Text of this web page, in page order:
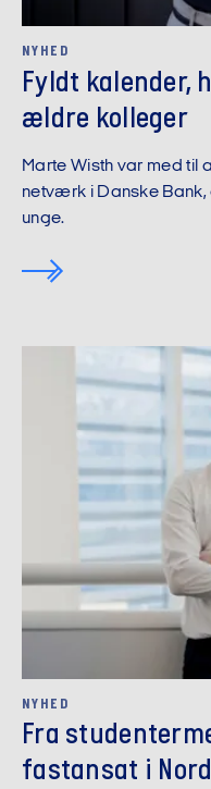
NYHED
Fyldt kalender,
ældre kolleger
Marte Wisth var med til
netværk i Danske
unge.
NYHED
Fra
fastansat i